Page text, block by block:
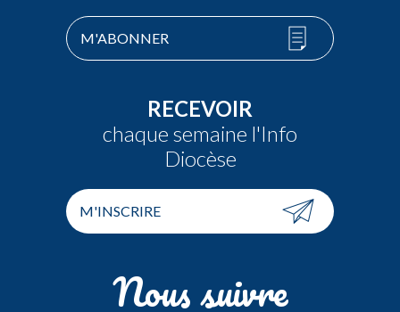
M'ABONNER
RECEVOIR
chaque semaine l'Info
Diocèse
M'INSCRIRE
Nous suivre